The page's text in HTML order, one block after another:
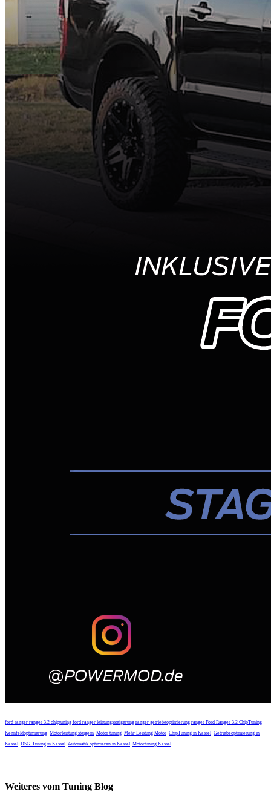
ford ranger ranger 3.2 chiptuning ford ranger leistungssteigerung ranger getriebeoptimierung ranger Ford Ranger 3.2 ChipTuning
Kennfeldoptimierung Motorleistung steigern Motor tuning Mehr Leistung Motor ChipTuning in Kassel Getriebeoptimierung in
Kassel DSG-Tuning in Kassel Automatik optimieren in Kassel Motortuning Kassel
Weiteres vom Tuning Blog